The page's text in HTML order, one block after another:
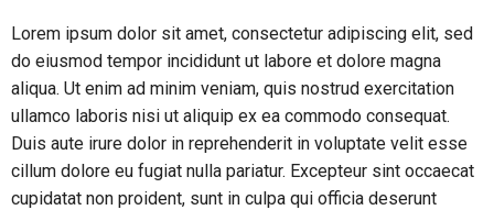
Lorem ipsum dolor sit amet, consectetur adipiscing elit, sed
do eiusmod tempor incididunt ut labore et dolore magna
aliqua. Ut enim ad minim veniam, quis nostrud exercitation
ullamco laboris nisi ut aliquip ex ea commodo consequat.
Duis aute irure dolor in reprehenderit in voluptate velit esse
cillum dolore eu fugiat nulla pariatur. Excepteur sint occaecat
cupidatat non proident, sunt in culpa qui officia deserunt